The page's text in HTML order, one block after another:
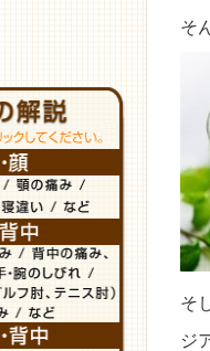
そ
そ
ジ